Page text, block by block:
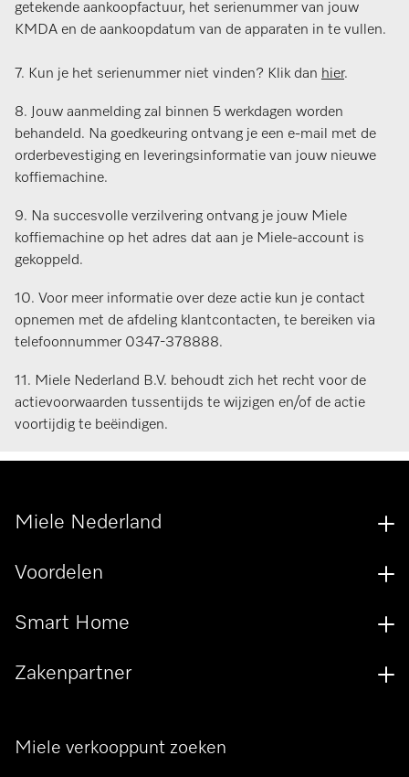
getekende aankoopfactuur, het serienummer van jouw
KMDA en de aankoopdatum van de apparaten in te vullen.
7. Kun je het serienummer niet vinden? Klik dan hier.
8. Jouw aanmelding zal binnen 5 werkdagen worden
behandeld. Na goedkeuring ontvang je een e-mail met de
orderbevestiging en leveringsinformatie van jouw nieuwe
koffiemachine.
9. Na succesvolle verzilvering ontvang je jouw Miele
koffiemachine op het adres dat aan je Miele-account is
gekoppeld.
10. Voor meer informatie over deze actie kun je contact
opnemen met de afdeling klantcontacten, te bereiken via
telefoonnummer 0347-378888.
11. Miele Nederland B.V. behoudt zich het recht voor de
actievoorwaarden tussentijds te wijzigen en/of de actie
voortijdig te beëindigen.
Miele verkooppunt zoeken
Miele Nederland
Voordelen
Smart Home
Zakenpartner